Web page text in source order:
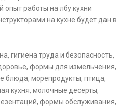
опыт работы на лбу кухни
на кухне будет дан в
гигиена труда и безопасность,
формы для измельчения,
блюда, морепродукты, птица,
кухня, молочные десерты,
формы обслуживания,